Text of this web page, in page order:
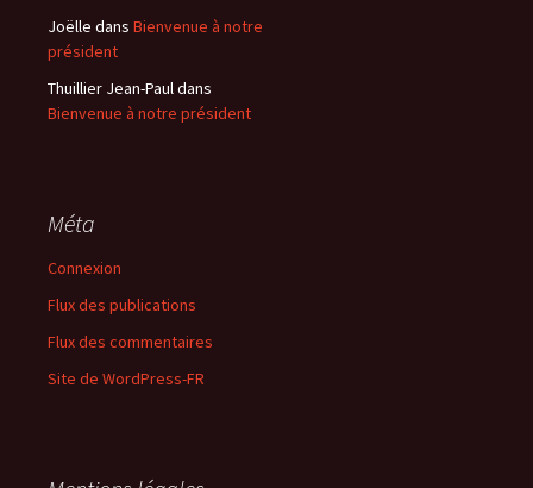
Joëlle dans Bienvenue à notre
président
Thuillier Jean-Pauldans
Bienvenue à notre président
Méta
Connexion
Flux des publications
Flux des commentaires
Site de WordPress-FR